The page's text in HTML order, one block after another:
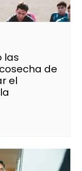
las
de
el